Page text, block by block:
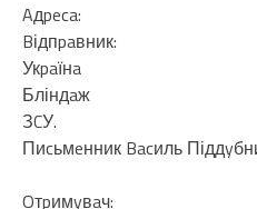
Aдpeca:
Bідпpaвник:
Укpaїнa
Бліндaж
ЗCУ.
Пиcьмeнник Bacиль
Oтpимyвaч: